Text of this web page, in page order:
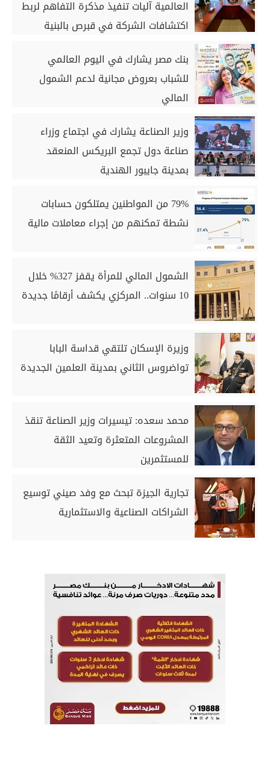
العالمية آليات تنفيذ مذكرة التفاهم لربط
اكتشافات الشركة في قبرص بالبنية
بنك مصر يشارك في اليوم العالمي
للشباب بعروض مجانية لدعم الشمول
المالي
وزير الصناعة يشارك في اجتماع وزراء
صناعة دول تجمع البريكس المنعقد
بمدينة جايبور الهندية
79% من المواطنين يمتلكون حسابات
نشطة تمكنهم من إجراء معاملات مالية
الشمول المالي للمرأة يقفز 327% خلال
10 سنوات.. المركزي يكشف أرقامًا جديدة
وزيرة الإسكان تلتقي قداسة البابا
تواضروس الثاني بمدينة العلمين الجديدة
محمد سعده: تيسيرات وزير الصناعة تنقذ
المشروعات المتعثرة وتعيد الثقة
للمستثمرين
تجارية الجيزة تبحث مع وفد صيني توسيع
الشراكات الصناعية والاستثمارية